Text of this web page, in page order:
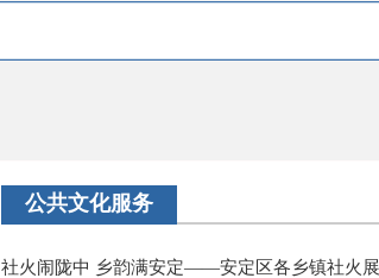
公共文化服务
社火闹陇中 乡韵满安定——安定区各乡镇社火